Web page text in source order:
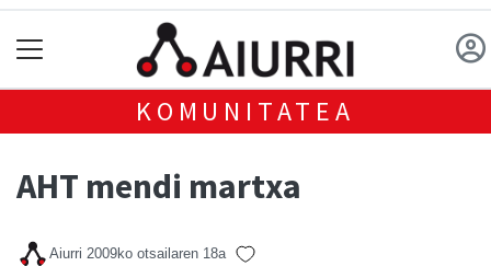
KOMUNITATEA
AHT mendi martxa
Aiurri 2009ko otsailaren 18a